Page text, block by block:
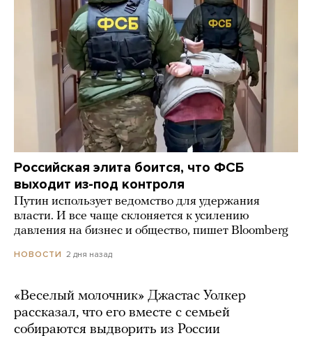
Российская элита боится, что ФСБ
выходит из-под контроля
Путин использует ведомство для удержания
власти. И все чаще склоняется к усилению
давления на бизнес и общество, пишет Bloomberg
НОВОСТИ 2 дня назад
«Веселый молочник» Джастас Уолкер
рассказал, что его вместе с семьей
собираются выдворить из России